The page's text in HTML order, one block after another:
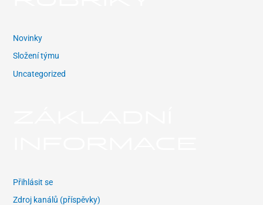
Novinky
Složení týmu
Uncategorized
Přihlásit se
Zdroj kanálů (příspěvky)